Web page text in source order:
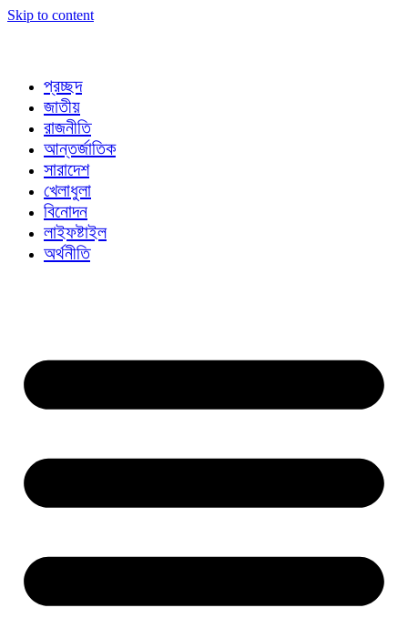
Skip to content
প্রচ্ছদ
জাতীয়
রাজনীতি
আন্তর্জাতিক
সারাদেশ
খেলাধুলা
বিনোদন
লাইফষ্টাইল
অর্থনীতি